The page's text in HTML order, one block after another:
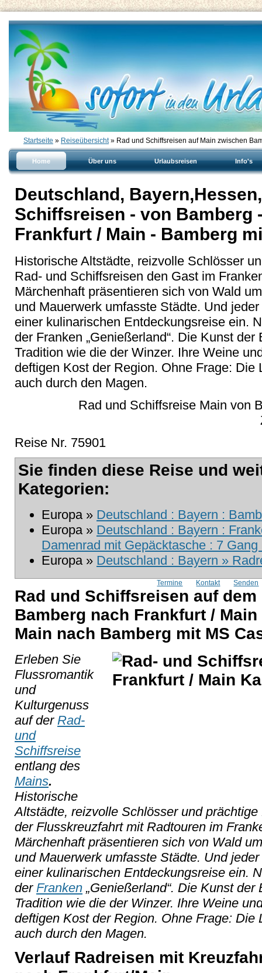
Startseite » Reiseübersicht» Rad und Schiffsreisen auf Main zwischen
Home Über uns Urlaubsreisen Info's
Deutschland,
Schiffsreisen - von Bamberg
Frankfurt / Main - Bamberg
Historische Altstädte, reizvolle Schlösser
Rad- und Schiffsreisen den Gast im
Märchenhaft präsentieren sich von Wald
und Mauerwerk umfasste Städte. Und
einer kulinarischen Entdeckungsreise ein.
der Franken „Genießerland“. Die Kunst
Tradition wie die der Winzer. Ihre Weine
deftigen Kost der Region. Ohne Frage: Die
auch durch den Magen.
Rad und Schiffsreise Main von
Reise Nr. 75901
Sie finden diese Reise und
Kategorien:
Europa » Deutschland : Bayern :
Europa » Deutschland : Bayern :
Damenrad mit Gepäcktasche : 7
Europa » Deutschland : Bayern »
Termine Kontakt Senden
Rad und Schiffsreisen auf dem
Bamberg nach Frankfurt /
Main nach Bamberg mit MS
Erleben Sie
Flussromantik
und
Kulturgenuss
auf der Rad-
und
Schiffsreise
entlang des
Mains.
Historische
Altstädte, reizvolle Schlösser und
der Flusskreuzfahrt mit Radtouren im
Märchenhaft präsentieren sich von Wald
und Mauerwerk umfasste Städte. Und
einer kulinarischen Entdeckungsreise ein.
der Franken „Genießerland“. Die Kunst der
Tradition wie die der Winzer. Ihre Weine
deftigen Kost der Region. Ohne Frage: Die
auch durch den Magen.
Verlauf Radreisen mit